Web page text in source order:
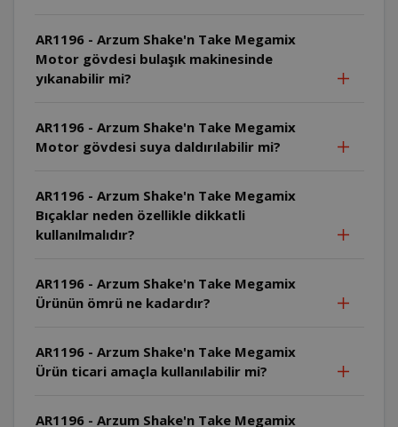
AR1196 - Arzum Shake'n Take Megamix
Motor gövdesi bulaşık makinesinde
yıkanabilir mi?
AR1196 - Arzum Shake'n Take Megamix
Motor gövdesi suya daldırılabilir mi?
AR1196 - Arzum Shake'n Take Megamix
Bıçaklar neden özellikle dikkatli
kullanılmalıdır?
AR1196 - Arzum Shake'n Take Megamix
Ürünün ömrü ne kadardır?
AR1196 - Arzum Shake'n Take Megamix
Ürün ticari amaçla kullanılabilir mi?
AR1196 - Arzum Shake'n Take Megamix